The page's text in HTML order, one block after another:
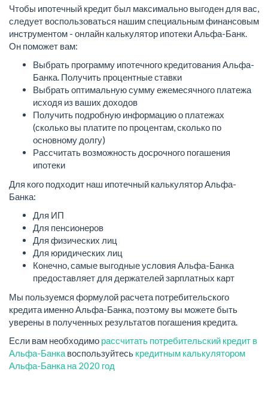
Чтобы ипотечный кредит был максимально выгоден для вас,
следует воспользоваться нашим специальным финансовым
инструментом - онлайн калькулятор ипотеки Альфа-Банк.
Он поможет вам:
Выбрать программу ипотечного кредитования Альфа-
Банка. Получить процентные ставки
Выбрать оптимальную сумму ежемесячного платежа
исходя из ваших доходов
Получить подробную информацию о платежах
(сколько вы платите по процентам, сколько по
основному долгу)
Рассчитать возможность досрочного погашения
ипотеки
Для кого подходит наш ипотечный калькулятор Альфа-
Банка:
Для ИП
Для пенсионеров
Для физических лиц
Для юридических лиц
Конечно, самые выгодные условия Альфа-Банка
предоставляет для держателей зарплатных карт
Мы пользуемся формулой расчета потребительского
кредита именно Альфа-Банка, поэтому вы можете быть
уверены в полученных результатов погашения кредита.
Если вам необходимо рассчитать потребительский кредит в
Альфа-Банка воспользуйтесь кредитным калькулятором
Альфа-Банка на 2020 год